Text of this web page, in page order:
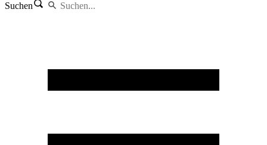
Suchen